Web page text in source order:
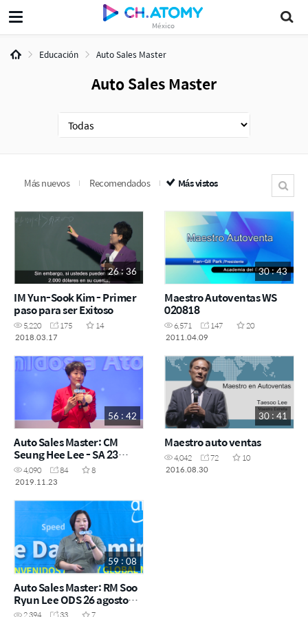
México
Educación Auto Sales Master
Auto Sales Master
Más nuevos Recomendados Más vistos
26 : 36
IM Yun-Sook Kim - Primer
paso para ser Exitoso
5,220 175
14
2018.03.17
30 : 43
Maestro Autoventas WS
020818
6,571 147
20
2011.04.09
56 : 42
Auto Sales Master: CM
Seung Hee Lee - SA 23
noviembre CDMX
4,090 84
8
2019.11.23
30 : 41
Maestro auto ventas
4,042 72
10
2016.08.30
59 : 08
Auto Sales Master: RM Soo
Ryun Lee ODS 26 agosto
2019 Puebla